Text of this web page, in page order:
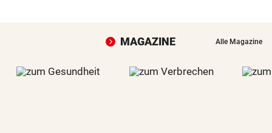
MAGAZINE Alle Magazine